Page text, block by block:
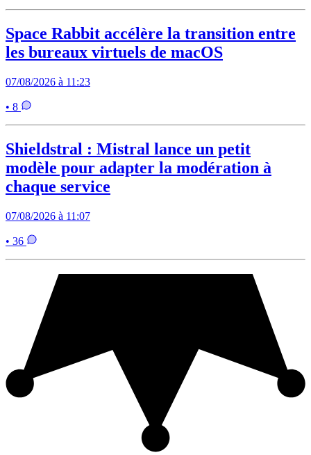
Space Rabbit accélère la transition entre
les bureaux virtuels de macOS
07/08/2026 à 11:23
• 8
Shieldstral : Mistral lance un petit
modèle pour adapter la modération à
chaque service
07/08/2026 à 11:07
• 36